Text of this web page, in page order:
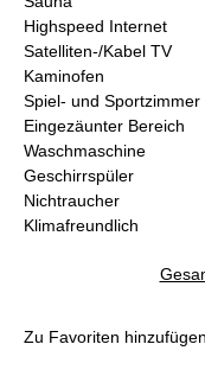
Highspeed Internet
Satelliten-/Kabel TV
Kaminofen
Spiel- und Sportzimmer
Eingezäunter Bereich
Waschmaschine
Geschirrspüler
Nichtraucher
Klimafreundlich
Zu Favoriten hinzufügen